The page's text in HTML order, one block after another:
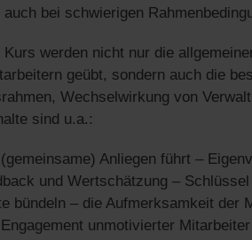
auch bei schwierigen
Kurs werden nicht nur die
geübt, sondern auch die
Wechselwirkung von
sind u.a.:
Anliegen führt –
und Wertschätzung –
bündeln – die Aufmerksamkeit der
unmotivierter